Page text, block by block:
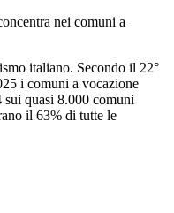
nei comuni a
italiano. Secondo il 22°
i comuni a vocazione
sui quasi 8.000 comuni
il 63% di tutte le